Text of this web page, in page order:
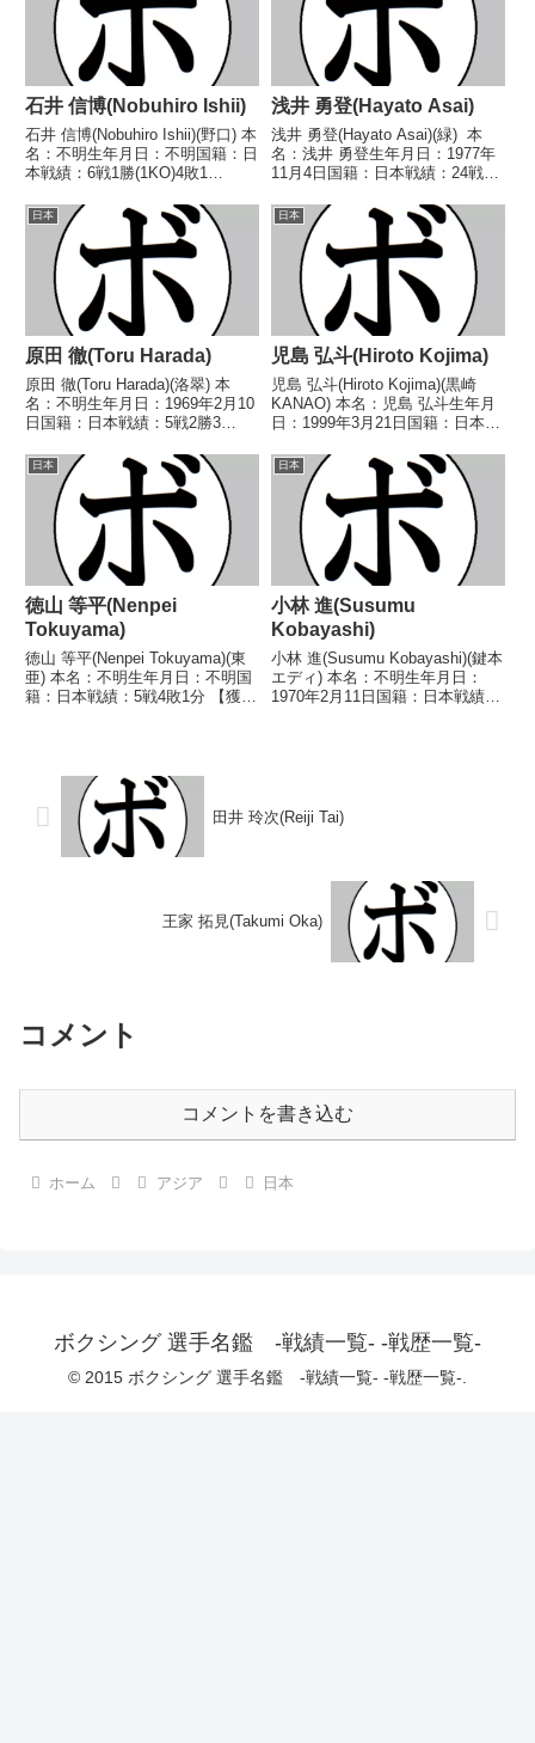
石井 信博(Nobuhiro Ishii)
石井 信博(Nobuhiro Ishii)(野口) 本
名：不明生年月日：不明国籍：日
本戦績：6戦1勝(1KO)4敗1
歴】1965/01/04 ●4R判定 (採点
不明) 宇田 祐二(笹
崎)1965/03/21 △...
浅井 勇登(Hayato Asai)
浅井 勇登(Hayato Asai)(緑) 本
名：浅井 勇登生年月日：1977年
11月4日国籍：日本戦績：24戦17
ル】1997年度A級トーナメントフ
ライ級優勝 【戦歴】
1995/11/19 ○1R...
日本
原田 徹(Toru Harada)
原田 徹(Toru Harada)(洛翠) 本
名：不明生年月日：1969年2月10
日国籍：日本戦績：5戦2勝3
歴】1991/08/20 ●4R判定 (採点
不明) 林 孝春(京
拳)1991/12/26 ○4R判定...
日本
児島 弘斗(Hiroto Kojima)
児島 弘斗(Hiroto Kojima)(黒崎
KANAO) 本名：児島 弘斗生年月
日：1999年3月21日国籍：日本戦
トル】2023年度西部日本ライト
級新人王 【戦歴】2021/12/16
○3RTKO...
日本
徳山 等平(Nenpei
Tokuyama)
徳山 等平(Nenpei Tokuyama)(東
亜) 本名：不明生年月日：不明国
籍：日本戦績：5戦4敗1分 【獲得
木)1947/02/01 ●3R棄権 小...
日本
小林 進(Susumu
Kobayashi)
小林 進(Susumu Kobayashi)(鍵本
エディ) 本名：不明生年月日：
1970年2月11日国籍：日本戦績：
田井 玲次(Reiji Tai)
王家 拓見(Takumi Oka)
コメント
コメントを書き込む
ホーム アジア 日本
ボクシング 選手名鑑 -戦績一覧- -戦歴一覧-
© 2015 ボクシング 選手名鑑 -戦績一覧- -戦歴一覧-.